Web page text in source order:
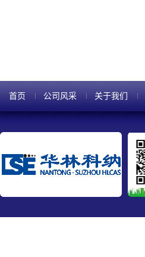
首页 公司风采 关于我们